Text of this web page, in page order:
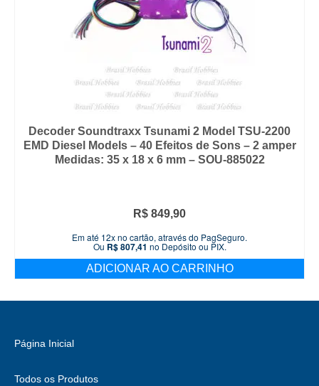
Decoder Soundtraxx Tsunami 2 Model TSU-2200
EMD Diesel Models – 40 Efeitos de Sons – 2 amper
Medidas: 35 x 18 x 6 mm – SOU-885022
R$ 849,90
Em até 12x no cartão, através do PagSeguro.
Ou R$807,41 no Depósito ou PIX.
ADICIONAR AO CARRINHO
Página Inicial
Todos os Produtos